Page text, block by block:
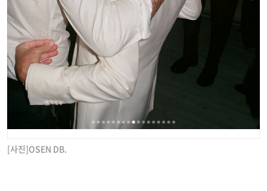
[사진]OSEN DB.